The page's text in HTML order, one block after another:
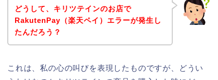
どうして、キリツテインのお店で
RakutenPay（楽天ペイ）エラーが発生し
たんだろう？
これは、私の心の叫びを表現したものですが、どうい